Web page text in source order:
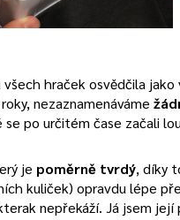
hraček osvědčila
nezaznamenáváme
po určitém čase začali
je poměrně tvrdý, díky
kuliček) opravdu lépe
nepřekáží. Já jsem